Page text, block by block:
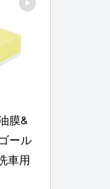
膜&
ール
車用